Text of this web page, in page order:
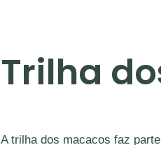
Trilha
A trilha dos macacos faz